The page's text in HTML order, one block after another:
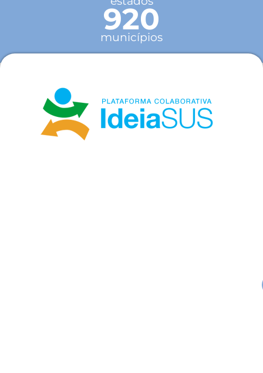
920
municípios